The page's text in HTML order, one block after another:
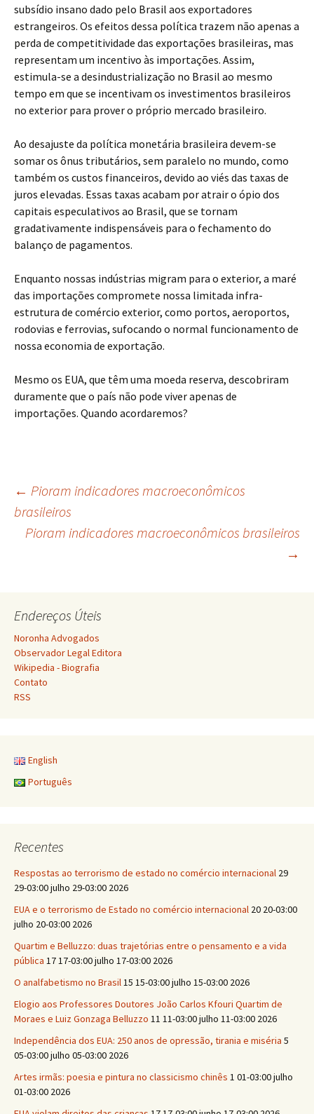
subsídio insano dado pelo Brasil aos exportadores
estrangeiros. Os efeitos dessa política trazem não apenas a
perda de competitividade das exportações brasileiras, mas
representam um incentivo às importações. Assim,
estimula-se a desindustrialização no Brasil ao mesmo
tempo em que se incentivam os investimentos brasileiros
no exterior para prover o próprio mercado brasileiro.
Ao desajuste da política monetária brasileira devem-se
somar os ônus tributários, sem paralelo no mundo, como
também os custos financeiros, devido ao viés das taxas de
juros elevadas. Essas taxas acabam por atrair o ópio dos
capitais especulativos ao Brasil, que se tornam
gradativamente indispensáveis para o fechamento do
balanço de pagamentos.
Enquanto nossas indústrias migram para o exterior, a maré
das importações compromete nossa limitada infra-
estrutura de comércio exterior, como portos, aeroportos,
rodovias e ferrovias, sufocando o normal funcionamento de
nossa economia de exportação.
Mesmo os EUA, que têm uma moeda reserva, descobriram
duramente que o país não pode viver apenas de
importações. Quando acordaremos?
Navegação
de
← Pioram indicadores macroeconômicos
brasileiros
Pioram indicadores macroeconômicos brasileiros
→
Endereços Úteis
Noronha Advogados
Observador Legal Editora
Wikipedia - Biografia
Contato
RSS
English
Português
Recentes
Respostas ao terrorismo de estado no comércio internacional 29
29-03:00 julho 29-03:00 2026
EUA e o terrorismo de Estado no comércio internacional 20 20-03:00
julho 20-03:00 2026
Quartim e Belluzzo: duas trajetórias entre o pensamento e a vida
pública 17 17-03:00 julho 17-03:00 2026
O analfabetismo no Brasil15 15-03:00 julho 15-03:00 2026
Elogio aos Professores Doutores João Carlos Kfouri Quartim de
Moraes e Luiz Gonzaga Belluzzo 11 11-03:00 julho 11-03:00 2026
Independência dos EUA: 250 anos de opressão, tirania e miséria 5
05-03:00 julho 05-03:00 2026
Artes irmãs: poesia e pintura no classicismo chinês 1 01-03:00 julho
01-03:00 2026